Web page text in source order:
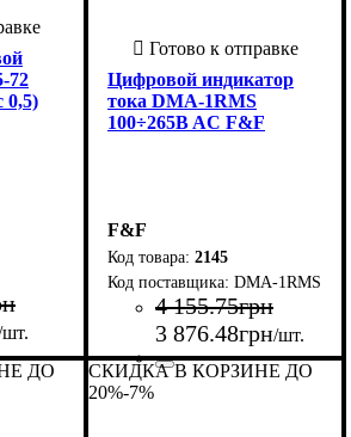
72
0,5)
:
Цифровой индикатор
тока DMA-1RMS
100÷265B AC F&F
F&F
2145
DMA-1RMS
4 155.75грн
3 876.48грн/шт.
Страна-производитель:
Польша
Серия: DMA
ДО
СКИДКА В КОРЗИНЕ ДО
20%-7%